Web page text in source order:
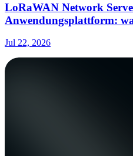
LoRaWAN Network
Anwendungsplattform:
Jul 22, 2026